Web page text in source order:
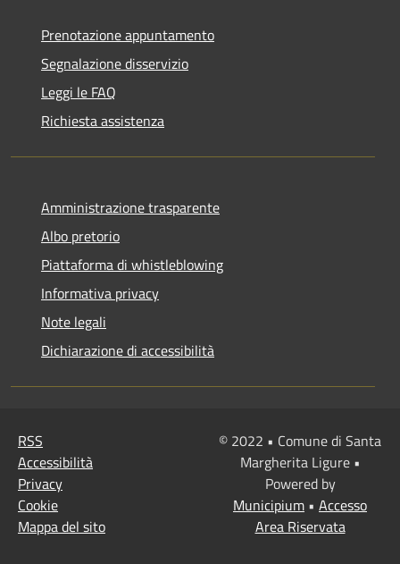
Prenotazione appuntamento
Segnalazione disservizio
Leggi le FAQ
Richiesta assistenza
Amministrazione trasparente
Albo pretorio
Piattaforma di whistleblowing
Informativa privacy
Note legali
Dichiarazione di accessibilità
RSS
Accessibilità
Privacy
Cookie
Mappa del sito
© 2022 • Comune di Santa
Margherita Ligure •
Powered by
Municipium • Accesso
Area Riservata